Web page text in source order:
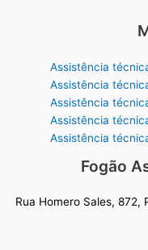
Assistência
Assistência
Assistência
Assistência
Assistência
Fogão
Rua Homero Sales, 872,